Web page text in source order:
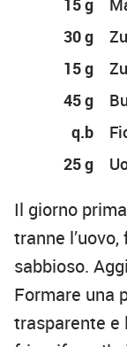
15 g
30 g
15 g
45 g
q.b
25 g
Il giorno
tranne
sabbioso.
Formare una
trasparente e